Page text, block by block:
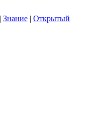
| Знание | Открытый